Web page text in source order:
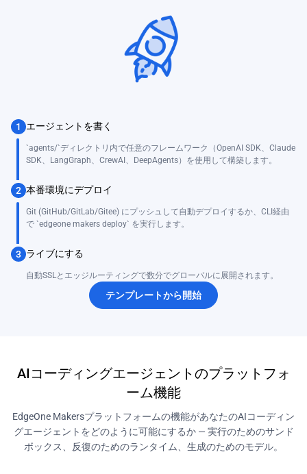
1 エージェントを書く
`agents/`ディレクトリ内で任意のフレームワーク（OpenAI SDK、Claude
SDK、LangGraph、CrewAI、DeepAgents）を使用して構築します。
2 本番環境にデプロイ
Git (GitHub/GitLab/Gitee) にプッシュして自動デプロイするか、CLI経由
で `edgeone makers deploy` を実行します。
3 ライブにする
自動SSLとエッジルーティングで数分でグローバルに展開されます。
テンプレートから開始
AIコーディングエージェントのプラットフォ
ーム機能
EdgeOne Makersプラットフォームの機能があなたのAIコーディン
グエージェントをどのように可能にするか — 実行のためのサンド
ボックス、反復のためのランタイム、生成のためのモデル。